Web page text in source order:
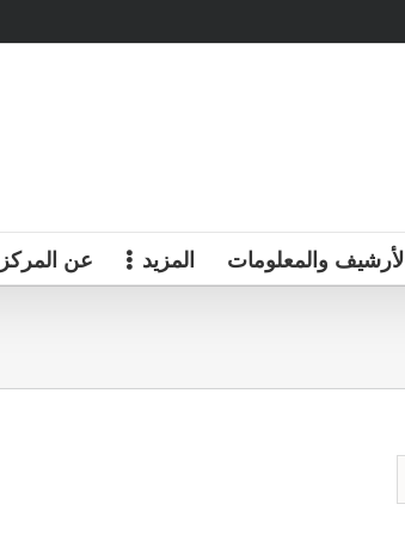
الأرشيف والمعلومات المزيد عن المركز